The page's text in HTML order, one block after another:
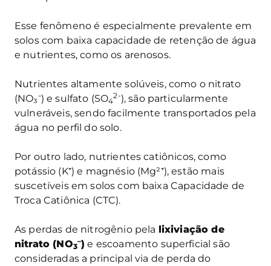
Esse fenômeno é especialmente prevalente em
solos com baixa capacidade de retenção de água
e nutrientes, como os arenosos.
Nutrientes altamente solúveis, como o nitrato
(NO₃⁻) e sulfato (SO4
2-), são particularmente
vulneráveis, sendo facilmente transportados pela
água no perfil do solo.
Por outro lado, nutrientes catiônicos, como
potássio (K⁺) e magnésio (Mg²⁺), estão mais
suscetíveis em solos com baixa Capacidade de
Troca Catiônica (CTC).
As perdas de nitrogênio pela lixiviação de
nitrato (NO3
–) e escoamento superficial são
consideradas a principal via de perda do